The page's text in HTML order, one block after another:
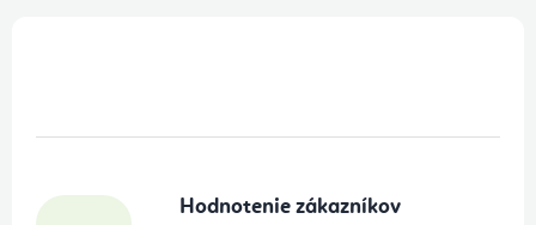
Hodnotenie zákazníkov